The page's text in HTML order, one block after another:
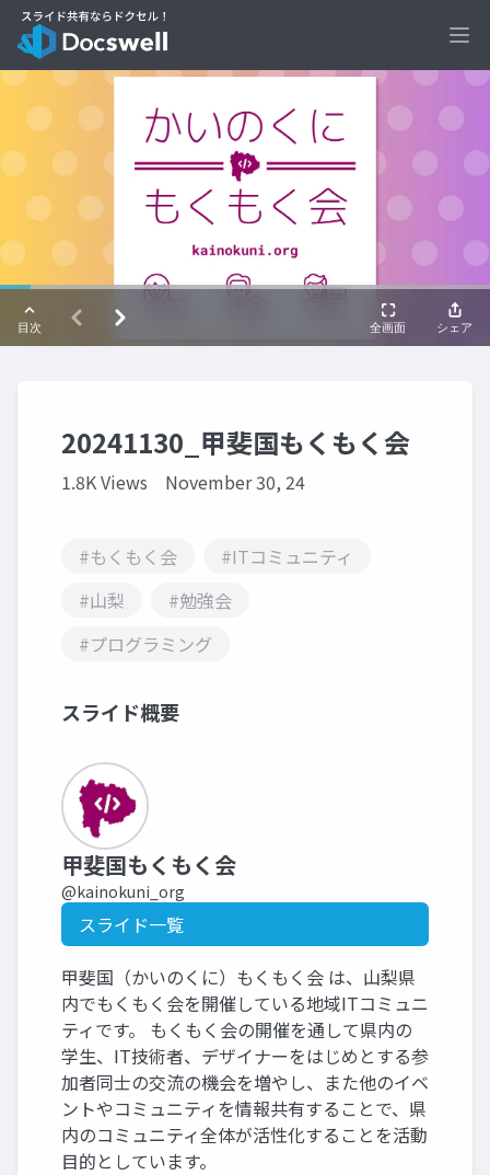
20241130_甲斐国もくもく会
1.8K Views November 30, 24
#もくもく会
#ITコミュニティ
#山梨
#勉強会
#プログラミング
スライド概要
甲斐国もくもく会
@kainokuni_org
スライド一覧
甲斐国（かいのくに）もくもく会 は、山梨県
内でもくもく会を開催している地域ITコミュニ
ティです。 もくもく会の開催を通して県内の
学生、IT技術者、デザイナーをはじめとする参
加者同士の交流の機会を増やし、また他のイベ
ントやコミュニティを情報共有することで、県
内のコミュニティ全体が活性化することを活動
目的としています。